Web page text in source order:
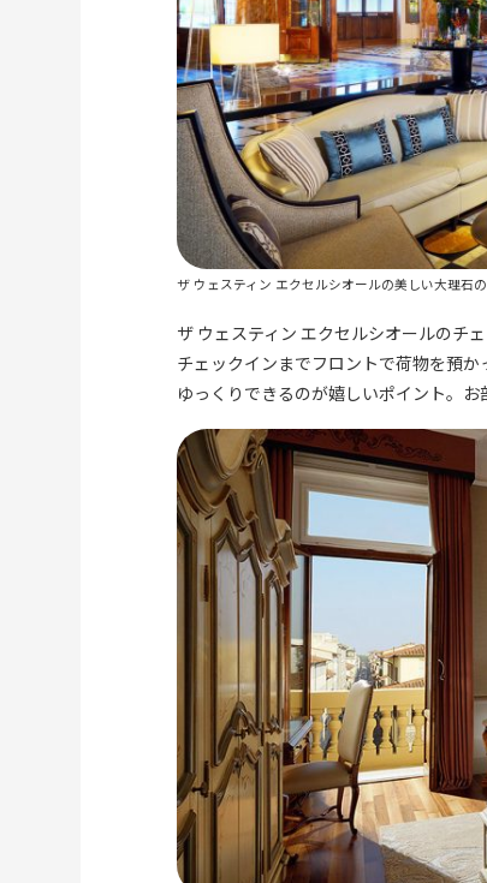
ザ ウェスティン エクセルシオールの美しい大理石
ザ ウェスティン エクセルシオールのチ
チェックインまでフロントで荷物を預
ゆっくりできるのが嬉しいポイント。